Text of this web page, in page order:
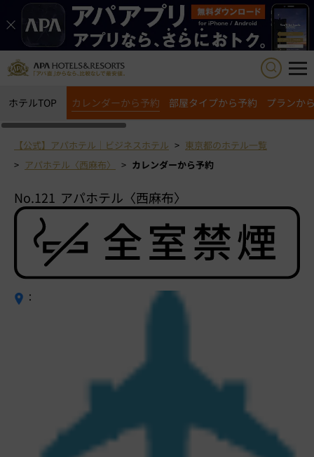
ホテルTOP カレンダーから予約 部屋タイプから予約 プランか
【公式】アパホテル｜ビジネスホテル
東京都のホテル一覧
アパホテル〈西麻布〉
カレンダーから予約
No.121 アパホテル〈西麻布〉
：